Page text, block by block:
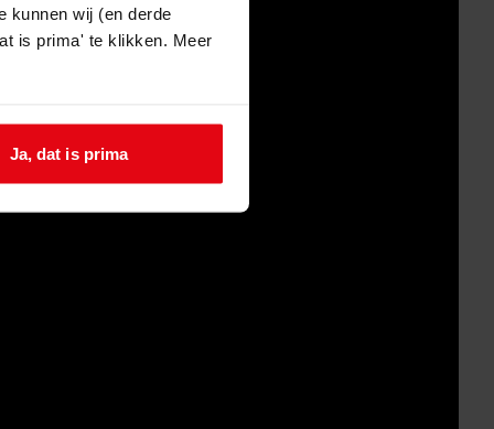
kunnen wij (en derde
is prima' te klikken. Meer
Ja, dat is prima